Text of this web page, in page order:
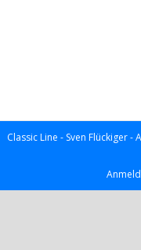
Classic Line - Sven Flückiger -